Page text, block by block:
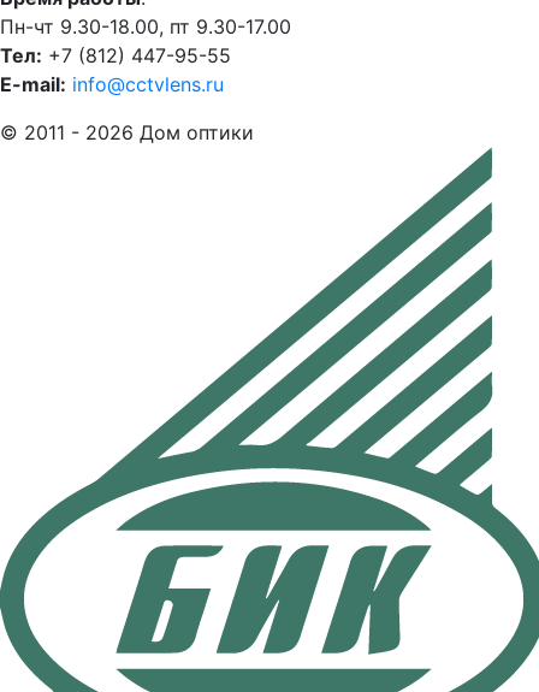
Пн-чт 9.30-18.00, пт 9.30-17.00
Тел: +7 (812) 447-95-55
E-mail: info@cctvlens.ru
© 2011 - 2026 Дом оптики